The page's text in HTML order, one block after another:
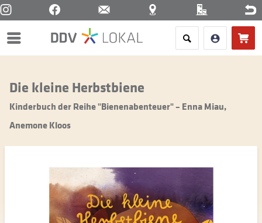
Menü
Die kleine Herbstbiene
Kinderbuch der Reihe "Bienenabenteuer" – Enna Miau,
Anemone Kloos